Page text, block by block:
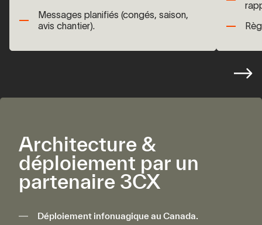
Messages planifiés (congés, saison,
avis chantier).
Architecture &
déploiement par un
partenaire 3CX
Déploiement infonuagique au Canada.